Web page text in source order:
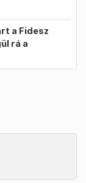
a Fidesz
rá a